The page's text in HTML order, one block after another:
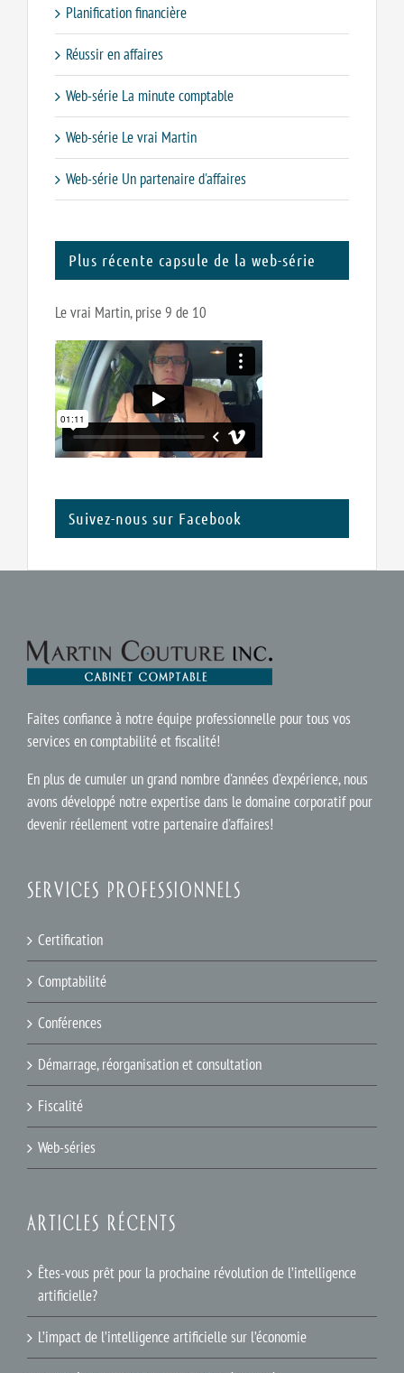
Planification financière
Réussir en affaires
Web-série La minute comptable
Web-série Le vrai Martin
Web-série Un partenaire d'affaires
Plus récente capsule de la web-série
Le vrai Martin, prise 9 de 10
Suivez-nous sur Facebook
Faites confiance à notre équipe professionnelle pour tous vos
services en comptabilité et fiscalité!
En plus de cumuler un grand nombre d'années d'expérience, nous
avons développé notre expertise dans le domaine corporatif pour
devenir réellement votre partenaire d'affaires!
SERVICES PROFESSIONNELS
Certification
Comptabilité
Conférences
Démarrage, réorganisation et consultation
Fiscalité
Web-séries
ARTICLES RÉCENTS
Êtes-vous prêt pour la prochaine révolution de l’intelligence
artificielle?
L’impact de l’intelligence artificielle sur l’économie